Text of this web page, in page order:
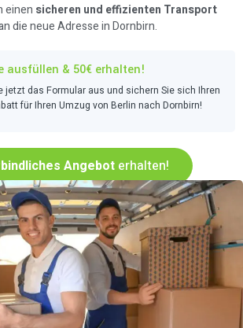
einen sicheren und effizienten Transport
die neue Adresse in Dornbirn.
ausfüllen & 50€ erhalten!
jetzt das Formular aus und sichern Sie sich Ihren
für Ihren Umzug von Berlin nach Dornbirn!
Angebot erhalten!